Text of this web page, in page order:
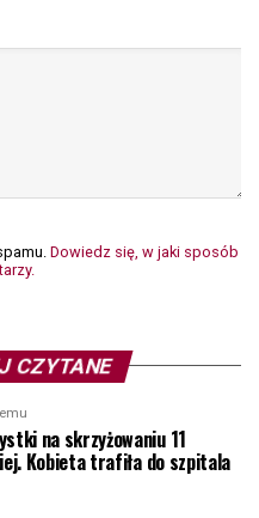
Dowiedz się, w jaki sposób
CZYTANE
na skrzyżowaniu 11
Kobieta trafiła do szpitala